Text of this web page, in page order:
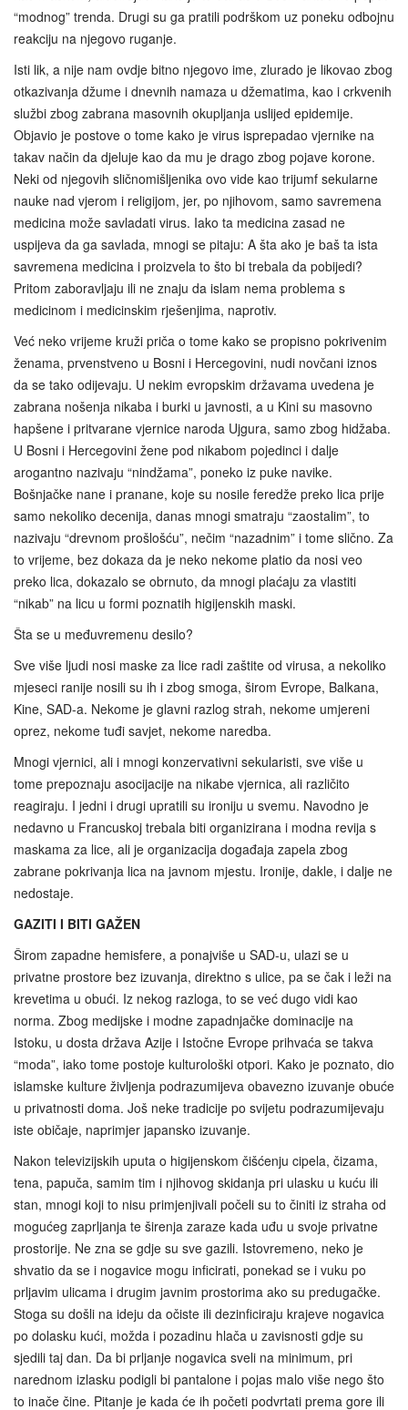
“modnog” trenda. Drugi su ga pratili podrškom uz poneku odbojnu
reakciju na njegovo ruganje.
Isti lik, a nije nam ovdje bitno njegovo ime, zlurado je likovao zbog
otkazivanja džume i dnevnih namaza u džematima, kao i crkvenih
službi zbog zabrana masovnih okupljanja uslijed epidemije.
Objavio je postove o tome kako je virus isprepadao vjernike na
takav način da djeluje kao da mu je drago zbog pojave korone.
Neki od njegovih sličnomišljenika ovo vide kao trijumf sekularne
nauke nad vjerom i religijom, jer, po njihovom, samo savremena
medicina može savladati virus. Iako ta medicina zasad ne
uspijeva da ga savlada, mnogi se pitaju: A šta ako je baš ta ista
savremena medicina i proizvela to što bi trebala da pobijedi?
Pritom zaboravljaju ili ne znaju da islam nema problema s
medicinom i medicinskim rješenjima, naprotiv.
Već neko vrijeme kruži priča o tome kako se propisno pokrivenim
ženama, prvenstveno u Bosni i Hercegovini, nudi novčani iznos
da se tako odijevaju. U nekim evropskim državama uvedena je
zabrana nošenja nikaba i burki u javnosti, a u Kini su masovno
hapšene i pritvarane vjernice naroda Ujgura, samo zbog hidžaba.
U Bosni i Hercegovini žene pod nikabom pojedinci i dalje
arogantno nazivaju “nindžama”, poneko iz puke navike.
Bošnjačke nane i pranane, koje su nosile feredže preko lica prije
samo nekoliko decenija, danas mnogi smatraju “zaostalim”, to
nazivaju “drevnom prošlošću”, nečim “nazadnim” i tome slično. Za
to vrijeme, bez dokaza da je neko nekome platio da nosi veo
preko lica, dokazalo se obrnuto, da mnogi plaćaju za vlastiti
“nikab” na licu u formi poznatih higijenskih maski.
Šta se u međuvremenu desilo?
Sve više ljudi nosi maske za lice radi zaštite od virusa, a nekoliko
mjeseci ranije nosili su ih i zbog smoga, širom Evrope, Balkana,
Kine, SAD-a. Nekome je glavni razlog strah, nekome umjereni
oprez, nekome tuđi savjet, nekome naredba.
Mnogi vjernici, ali i mnogi konzervativni sekularisti, sve više u
tome prepoznaju asocijacije na nikabe vjernica, ali različito
reagiraju. I jedni i drugi upratili su ironiju u svemu. Navodno je
nedavno u Francuskoj trebala biti organizirana i modna revija s
maskama za lice, ali je organizacija događaja zapela zbog
zabrane pokrivanja lica na javnom mjestu. Ironije, dakle, i dalje ne
nedostaje.
GAZITI I BITI GAŽEN
Širom zapadne hemisfere, a ponajviše u SAD-u, ulazi se u
privatne prostore bez izuvanja, direktno s ulice, pa se čak i leži na
krevetima u obući. Iz nekog razloga, to se već dugo vidi kao
norma. Zbog medijske i modne zapadnjačke dominacije na
Istoku, u dosta država Azije i Istočne Evrope prihvaća se takva
“moda”, iako tome postoje kulturološki otpori. Kako je poznato, dio
islamske kulture življenja podrazumijeva obavezno izuvanje obuće
u privatnosti doma. Još neke tradicije po svijetu podrazumijevaju
iste običaje, naprimjer japansko izuvanje.
Nakon televizijskih uputa o higijenskom čišćenju cipela, čizama,
tena, papuča, samim tim i njihovog skidanja pri ulasku u kuću ili
stan, mnogi koji to nisu primjenjivali počeli su to činiti iz straha od
mogućeg zaprljanja te širenja zaraze kada uđu u svoje privatne
prostorije. Ne zna se gdje su sve gazili. Istovremeno, neko je
shvatio da se i nogavice mogu inficirati, ponekad se i vuku po
prljavim ulicama i drugim javnim prostorima ako su predugačke.
Stoga su došli na ideju da očiste ili dezinficiraju krajeve nogavica
po dolasku kući, možda i pozadinu hlača u zavisnosti gdje su
sjedili taj dan. Da bi prljanje nogavica sveli na minimum, pri
narednom izlasku podigli bi pantalone i pojas malo više nego što
to inače čine. Pitanje je kada će ih početi podvrtati prema gore ili